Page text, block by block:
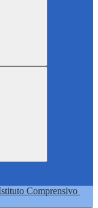
Comprensivo